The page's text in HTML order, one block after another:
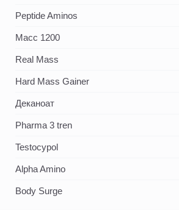
Peptide Aminos
Масс 1200
Real Mass
Hard Mass Gainer
Деканоат
Pharma 3 tren
Testocypol
Alpha Amino
Body Surge